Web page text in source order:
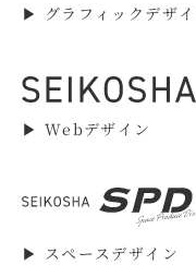
▶︎ グラフィックデザイ
▶︎ Webデザイン
▶︎ スペースデザイン